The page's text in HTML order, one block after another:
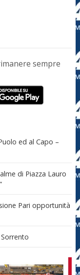
sempre
ed al Capo –
di Piazza Lauro
Pari opportunità